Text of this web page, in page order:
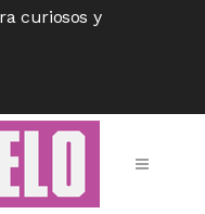
curiosos y